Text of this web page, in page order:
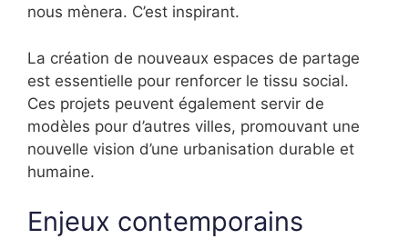
nous mènera. C’est inspirant.
La création de nouveaux espaces de partage
est essentielle pour renforcer le tissu social.
Ces projets peuvent également servir de
modèles pour d’autres villes, promouvant une
nouvelle vision d’une urbanisation durable et
humaine.
Enjeux contemporains